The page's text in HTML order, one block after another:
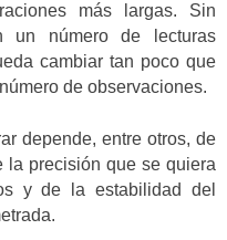
más largas. Sin
un número de lecturas
cambiar tan poco que
de observaciones.
depende, entre otros, de
la precisión que se quiera
y de la estabilidad del